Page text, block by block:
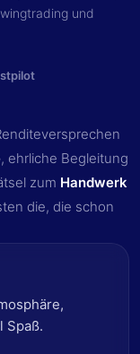
und
, ehrliche Begleitung
zum Handwerk
die, die schon
Spaß.